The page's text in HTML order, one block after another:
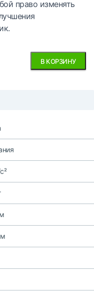
право изменять
В КОРЗИНУ